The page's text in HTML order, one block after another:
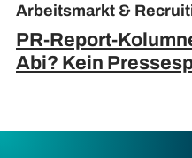
Arbeitsmarkt &
PR-Report-
Abi? Kein